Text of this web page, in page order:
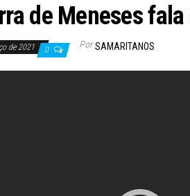
de Meneses
de 2021 0 Por SAMARITANOS